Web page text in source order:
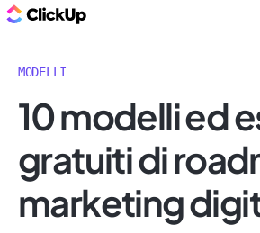
MODELLI
10 modelli ed
gratuiti di
marketing